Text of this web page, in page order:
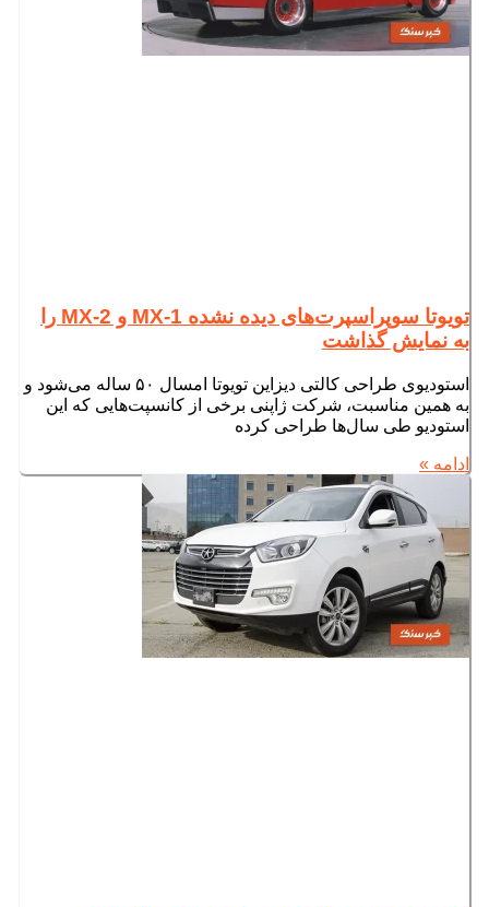
تویوتا سوپراسپرت‌های دیده نشده MX-1 و MX-2 را
به نمایش گذاشت
استودیوی طراحی کالتی دیزاین تویوتا امسال ۵۰ ساله می‌شود و
به همین مناسبت، شرکت ژاپنی برخی از کانسپت‌هایی که این
استودیو طی سال‌ها طراحی کرده
ادامه »